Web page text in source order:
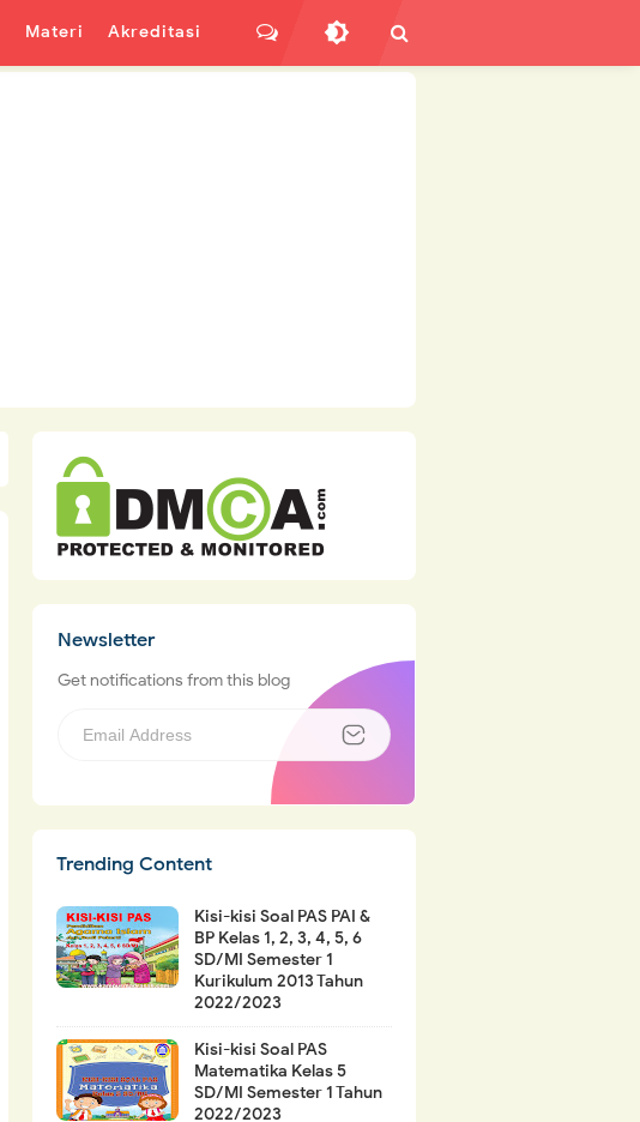
Materi Akreditasi
Newsletter
Get notifications from this blog
Trending Content
Kisi-kisi Soal PAS PAI &
BP Kelas 1, 2, 3, 4, 5, 6
SD/MI Semester 1
Kurikulum 2013 Tahun
2022/2023
Kisi-kisi Soal PAS
Matematika Kelas 5
SD/MI Semester 1 Tahun
2022/2023